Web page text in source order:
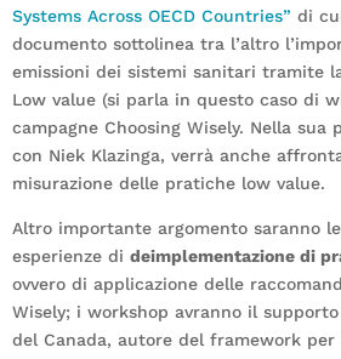
Systems Across OECD Countries” di
documento sottolinea tra l’altro
emissioni dei sistemi sanitari tramite
Low value (si parla in questo caso di
campagne Choosing Wisely. Nella sua
con Niek Klazinga, verrà anche
misurazione delle pratiche low value.
Altro importante argomento saranno
esperienze di deimplementazione di
ovvero di applicazione delle
Wisely; i workshop avranno il
del Canada, autore del framework per